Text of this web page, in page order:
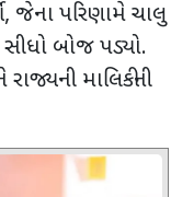
, જેના પરિણામે ચાલુ
સીધો બોજ પડ્યો.
માલિકીની